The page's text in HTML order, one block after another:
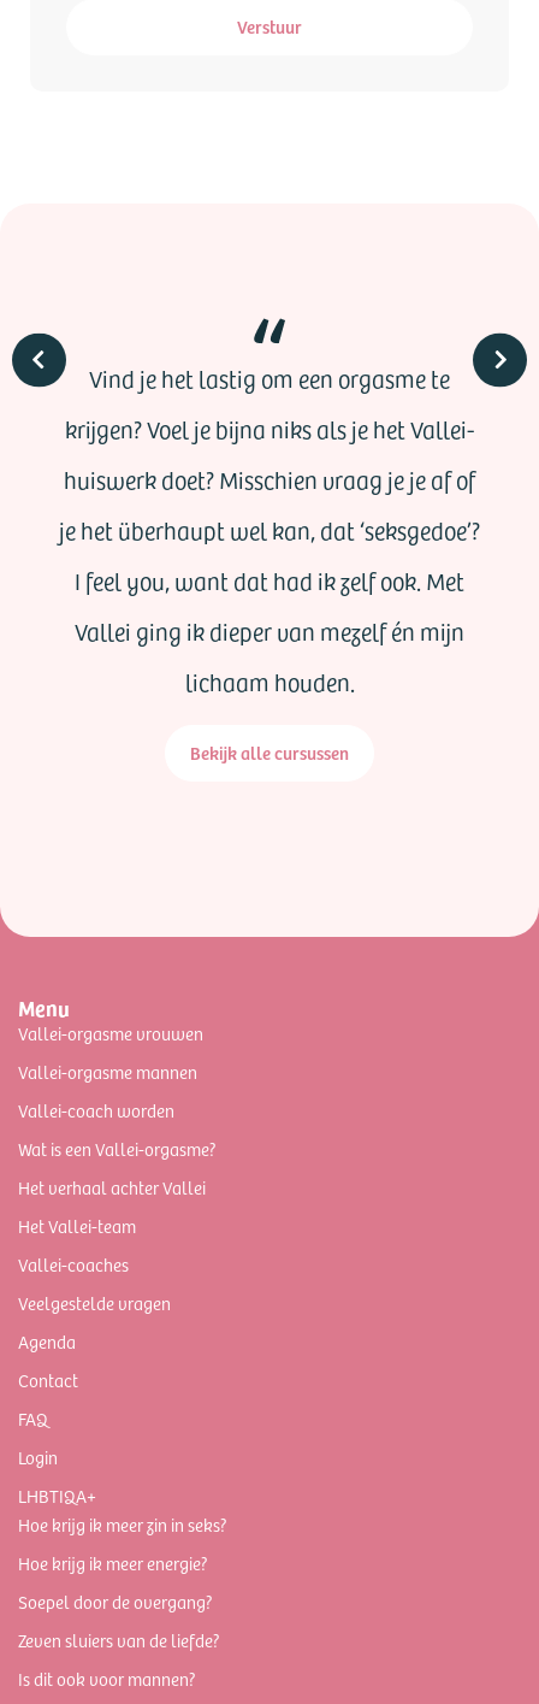
Verstuur
Vind je het lastig om een orgasme te
krijgen? Voel je bijna niks als je het Vallei-
huiswerk doet? Misschien vraag je je af of
je het überhaupt wel kan, dat ‘seksgedoe’?
I feel you, want dat had ik zelf ook. Met
Vallei ging ik dieper van mezelf én mijn
lichaam houden.
Bekijk alle cursussen
Menu
Vallei-orgasme vrouwen
Vallei-orgasme mannen
Vallei-coach worden
Wat is een Vallei-orgasme?
Het verhaal achter Vallei
Het Vallei-team
Vallei-coaches
Veelgestelde vragen
Agenda
Contact
FAQ
Login
LHBTIQA+
Hoe krijg ik meer zin in seks?
Hoe krijg ik meer energie?
Soepel door de overgang?
Zeven sluiers van de liefde?
Is dit ook voor mannen?